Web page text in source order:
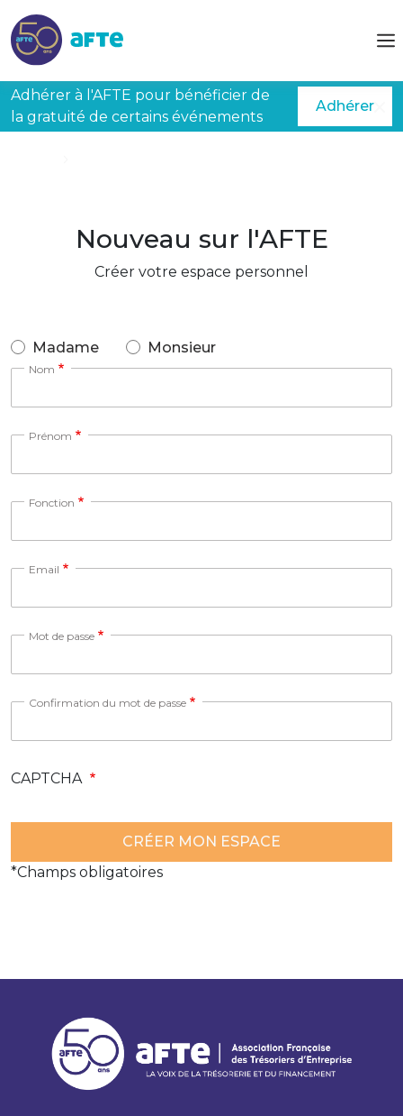
Adhérer à l'AFTE pour bénéficier de
la gratuité de certains événements
Adhérer
Nouveau sur l'AFTE
Créer votre espace personnel
Madame Monsieur
Nom
Prénom
Fonction
Email
Mot de passe
Confirmation du mot de passe
CAPTCHA
*Champs obligatoires